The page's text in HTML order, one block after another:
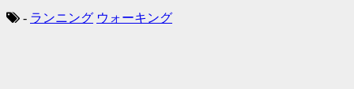
- ランニング ウォーキング